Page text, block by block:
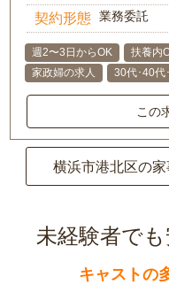
契約形態 業務委託
週2〜3日からOK 扶養内
家政婦の求人
30代･40代
この
横浜市港北区の
未経験者で
キャストの